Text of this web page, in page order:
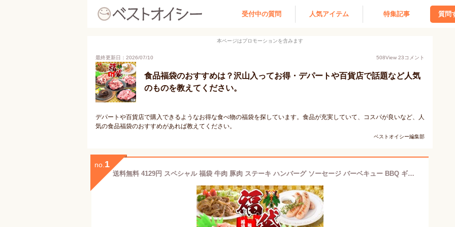
受付中の質問 人気アイテム 特集記事 質問
本ページはプロモーションを含みます
最終更新日：2026/07/10 508View 23コメント
食品福袋のおすすめは？沢山入ってお得・デパートや百貨店で話題など人気
のものを教えてください。
デパートや百貨店で購入できるようなお得な食べ物の福袋を探しています。食品が充実していて、コスパが良いなど、人
気の食品福袋のおすすめがあれば教えてください。
ベストオイシー編集部
no. 1
送料無料 4129円 スペシャル 福袋 牛肉 豚肉 ステーキ ハンバーグ ソーセージ バーベキュー BBQ ギフト お中元 お歳暮 ご贈答 贈答 父の日 母の日 お取り寄せ グルメ 冷凍